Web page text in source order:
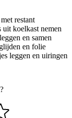
restant
uit koelkast nemen
en samen
en folie
leggen en uiringen